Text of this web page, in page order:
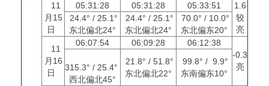
11
月15
日
05:31:28 05:31:28 05:33:51
1.6
较
亮
24.4° / 25.1°
东北偏北24°
24.4° / 25.1°
东北偏北24°
70.0° / 10.0°
东北偏东20°
11
月16
日
06:07:54 06:09:28
06:12:38
-0.3
亮
315.3° / 25.4°
西北偏北45°
21.8° / 51.8°
东北偏北22°
99.8° / 9.9°
东南偏东10°